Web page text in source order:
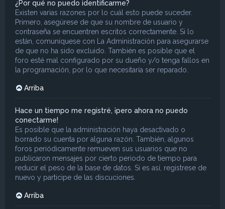
¿Por qué no puedo identificarme?
Existen varias razones por lo cuál esto puede suceder.
Primero, asegúrese de que su nombre de usuario y
contraseña se encuentren escritos correctamente. Si lo
están, comuníquese con La Administración para asegurarse
de que no ha sido excluido. También es posible que el
foro esté mal configurado por su dueño y/o tenga fallos en
la programación, por lo que necesitaría ser reparado.
Arriba
Hace un tiempo me registré, ¡pero ahora no puedo
conectarme!
Es posible que la administración haya desactivado o
borrado su cuenta por alguna razón. También, algunos
foros periódicamente remueven sus usuarios que no
publicaron mensajes por cierto periodo de tiempo para
reducir el peso de la base de datos. Si es así, registrese de
nuevo y participe de las discuciones.
Arriba